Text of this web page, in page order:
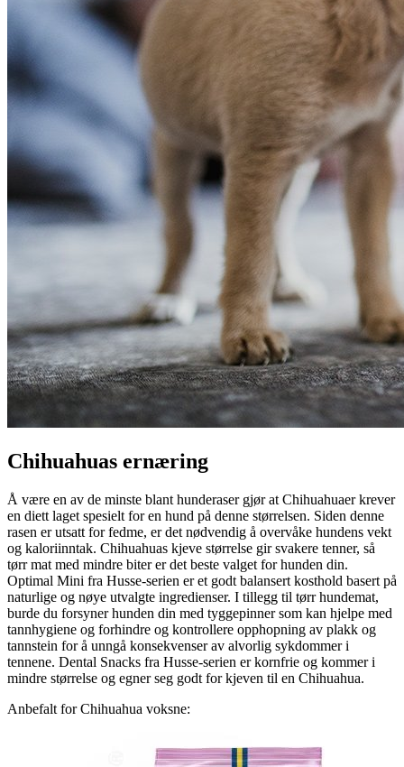
Chihuahuas ernæring
Å være en av de minste blant hunderaser gjør at Chihuahuaer krever
en diett laget spesielt for en hund på denne størrelsen. Siden denne
rasen er utsatt for fedme, er det nødvendig å overvåke hundens vekt
og kaloriinntak. Chihuahuas kjeve størrelse gir svakere tenner, så
tørr mat med mindre biter er det beste valget for hunden din.
Optimal Mini fra Husse-serien er et godt balansert kosthold basert på
naturlige og nøye utvalgte ingredienser. I tillegg til tørr hundemat,
burde du forsyner hunden din med tyggepinner som kan hjelpe med
tannhygiene og forhindre og kontrollere opphopning av plakk og
tannstein for å unngå konsekvenser av alvorlig sykdommer i
tennene. Dental Snacks fra Husse-serien er kornfrie og kommer i
mindre størrelse og egner seg godt for kjeven til en Chihuahua.
Anbefalt for Chihuahua voksne: